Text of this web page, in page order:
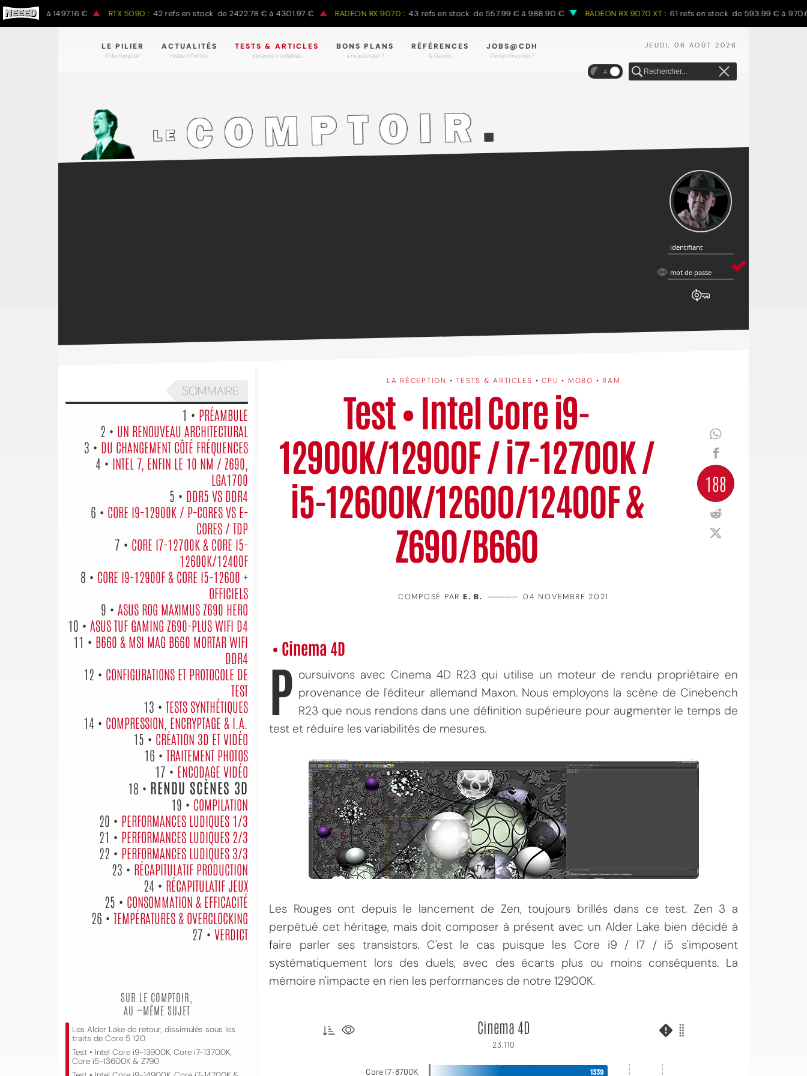
€ à 1497.16 € RTX 5090 : 42 refs en stock de 2422.78 € à 4301.97 € RADEON RX 9070 : 43 refs en stock de 557.99 € à 988.90 € RADEON RX 9070 XT : 61 refs en stock de 593.99 € à 970.68 €
JEUDI, 06 AOÛT 2026
LE PILIER
// du comptoir
ACTUALITÉS
restez informés.
TESTS & ARTICLES
devenez incollables.
BONS PLANS
à ne pas rater !
RÉFÉRENCES
& Guides
JOBS@CDH
Deviendre pilier ?
A
identifiant
identifiant
mot
mot de passe
LA RÉCEPTION • TESTS & ARTICLES •CPU • MOBO • RAM
Test • Intel Core i9-
12900K/12900F / i7-12700K /
i5-12600K/12600/12400F &
Z690/B660
188
COMPOSÉ PAR E. B. ————— 04 NOVEMBRE 2021
• Cinema 4D
P oursuivons avec Cinema 4D R23 qui utilise un moteur de rendu propriétaire en
provenance de l'éditeur allemand Maxon. Nous employons la scène de Cinebench
R23 que nous rendons dans une définition supérieure pour augmenter le temps de
test et réduire les variabilités de mesures.
Les Rouges ont depuis le lancement de Zen, toujours brillés dans ce test. Zen 3 a
perpétué cet héritage, mais doit composer à présent avec un Alder Lake bien décidé à
faire parler ses transistors. C'est le cas puisque les Core i9 / I7 / i5 s'imposent
systématiquement lors des duels, avec des écarts plus ou moins conséquents. La
mémoire n'impacte en rien les performances de notre 12900K.
SOMMAIRE
1 • PRÉAMBULE
2 • UN RENOUVEAU ARCHITECTURAL
3 • DU CHANGEMENT CÔTÉ FRÉQUENCES
4 • INTEL 7, ENFIN LE 10 NM / Z690,
LGA1700
5 • DDR5 VS DDR4
6 • CORE I9-12900K / P-CORES VS E-
CORES / TDP
7 • CORE I7-12700K & CORE I5-
12600K/12400F
8 • CORE I9-12900F & CORE I5-12600 +
OFFICIELS
9 • ASUS ROG MAXIMUS Z690 HERO
10 • ASUS TUF GAMING Z690-PLUS WIFI D4
11 • B660 & MSI MAG B660 MORTAR WIFI
DDR4
12 • CONFIGURATIONS ET PROTOCOLE DE
TEST
13 • TESTS SYNTHÉTIQUES
14 • COMPRESSION, ENCRYPTAGE & I.A.
15 • CRÉATION 3D ET VIDÉO
16 • TRAITEMENT PHOTOS
17 • ENCODAGE VIDÉO
18 • RENDU SCÈNES 3D
19 • COMPILATION
20 • PERFORMANCES LUDIQUES 1/3
21 • PERFORMANCES LUDIQUES 2/3
22 • PERFORMANCES LUDIQUES 3/3
23 • RÉCAPITULATIF PRODUCTION
24 • RÉCAPITULATIF JEUX
25 • CONSOMMATION & EFFICACITÉ
26 • TEMPÉRATURES & OVERCLOCKING
27 • VERDICT
SUR LE COMPTOIR,
AU ~MÊME SUJET
Les Alder Lake de retour, dissimulés sous les
traits de Core 5 120
Test • Intel Core i9-13900K, Core i7-13700K,
Core i5-13600K & Z790